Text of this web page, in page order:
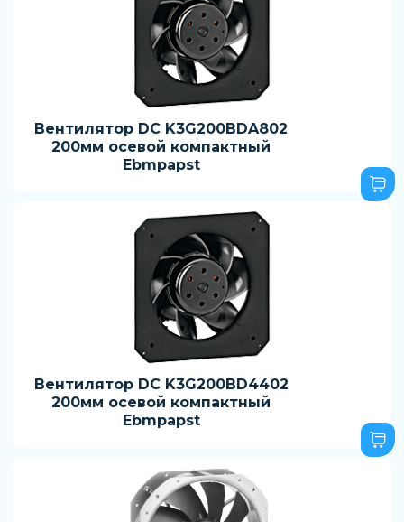
Вентилятор DC K3G200BDA802
200мм осевой компактный
Ebmpapst
Вентилятор DC K3G200BD4402
200мм осевой компактный
Ebmpapst